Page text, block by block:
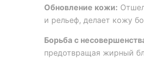
Обновление кожи:
и рельеф, делает кожу
Борьба с
предотвращая жирный